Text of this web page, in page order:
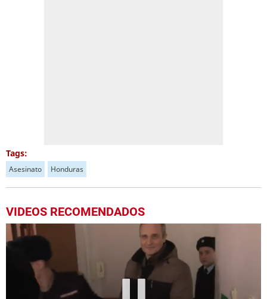
Tags:
Asesinato Honduras
VIDEOS RECOMENDADOS